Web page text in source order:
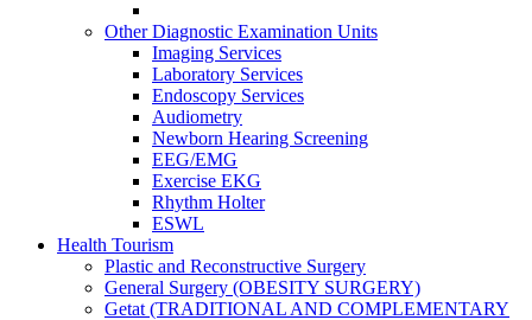
Other Diagnostic Examination Units
Imaging Services
Laboratory Services
Endoscopy Services
Audiometry
Newborn Hearing Screening
EEG/EMG
Exercise EKG
Rhythm Holter
ESWL
Health Tourism
Plastic and Reconstructive Surgery
General Surgery (OBESITY SURGERY)
Getat (TRADITIONAL AND COMPLEMENTARY